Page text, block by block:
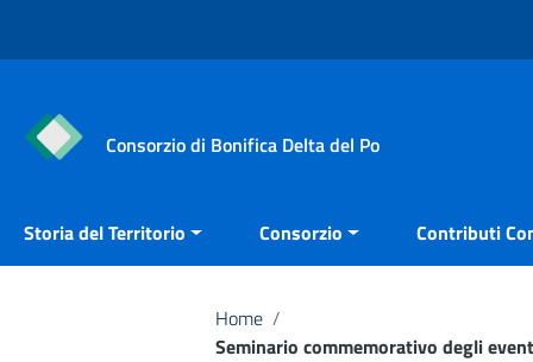
Consorzio di Bonifica Delta del Po
Storia del Territorio Consorzio Contributi
Home /
Seminario commemorativo degli